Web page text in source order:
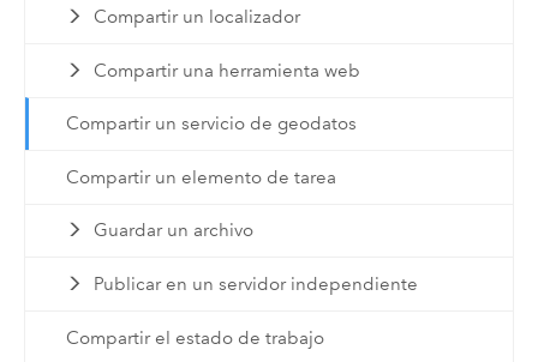
Compartir un localizador
Compartir una herramienta web
Compartir un servicio de geodatos
Compartir un elemento de tarea
Guardar un archivo
Publicar en un servidor independiente
Compartir el estado de trabajo